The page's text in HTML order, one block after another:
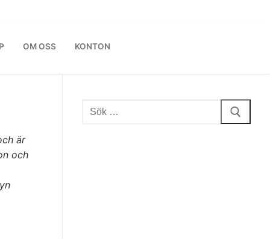
OM OSS KONTON
är
och
Sök: